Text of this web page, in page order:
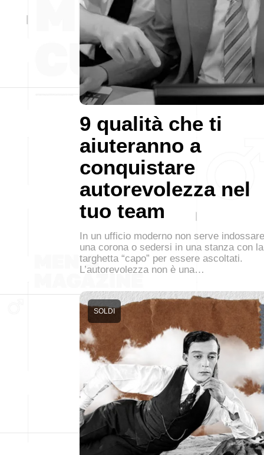
9 qualità che ti
aiuteranno a
conquistare
autorevolezza nel
tuo team
In un ufficio moderno non serve indossare
una corona o sedersi in una stanza con la
targhetta “capo” per essere ascoltati.
L’autorevolezza non è una…
SOLDI